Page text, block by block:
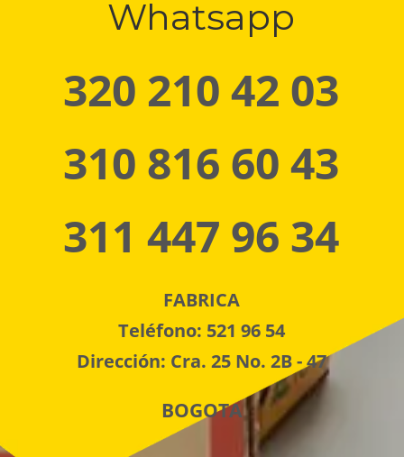
Whatsapp
320 210 42 03
310 816 60 43
311 447 96 34
FABRICA
Teléfono: 521 96 54
Dirección: Cra. 25 No. 2B - 47
BOGOTA